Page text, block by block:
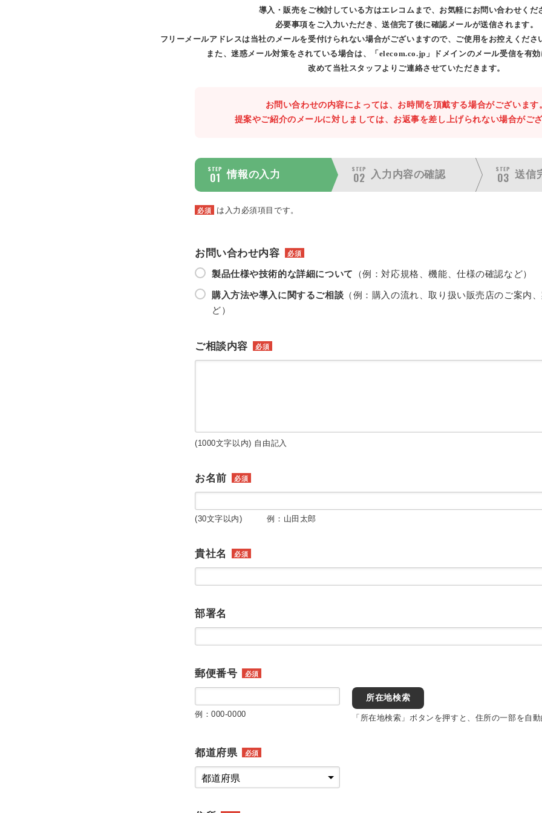
導入・販売をご検討している方はエレコムまで、お気軽にお問い合わせくだ
必要事項をご入力いただき、送信完了後に確認メールが送信されます。
フリーメールアドレスは当社のメールを受付けられない場合がございますので、ご使用をお控えくださ
また、迷惑メール対策をされている場合は、「elecom.co.jp」ドメインのメール受信を有効
改めて当社スタッフよりご連絡させていただきます。
お問い合わせの内容によっては、お時間を頂戴する場合がございます
提案やご紹介のメールに対しましては、お返事を差し上げられない場合がござ
STEP
01 情報の入力
STEP
02 入力内容の確認
STEP
03 送信
必須 は入力必須項目です。
お問い合わせ内容 必須
製品仕様や技術的な詳細について （例：対応規格、機能、仕様の確認など）
購入方法や導入に関するご相談 （例：購入の流れ、取り扱い販売店のご案内
ど）
ご相談内容 必須
(1000文字以内) 自由記入
お名前 必須
(30文字以内) 例：山田太郎
貴社名 必須
部署名
郵便番号 必須
例：000-0000
所在地検索
「所在地検索」ボタンを押すと、住所の一部を自動
都道府県 必須